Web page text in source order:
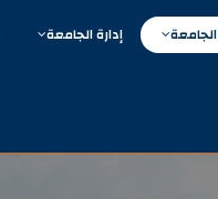
الجامعة إدارة الجامعة